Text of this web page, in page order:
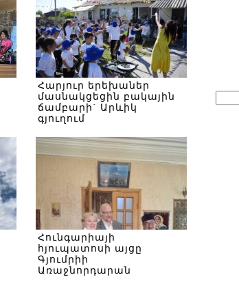
Հարյուր երեխաներ
մասնակցեցին բակային
ճամբարի` Արևիկ
գյուղում
Հունգարիայի
հյուպատոսի այցը
Գյումրիի
Առաջնորդարան
for: